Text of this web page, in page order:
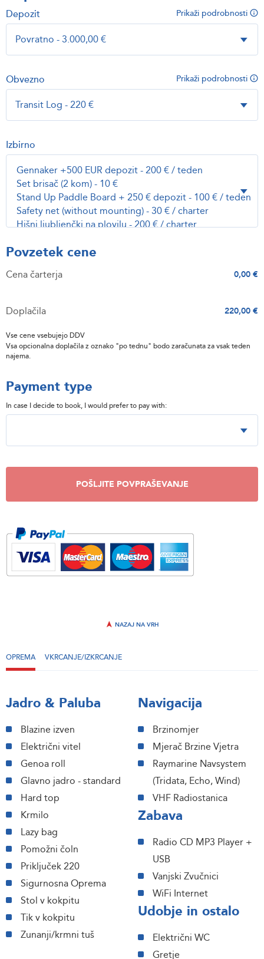
Prikaži podrobnosti
Depozit
Prikaži podrobnosti
Obvezno
Izbirno
Povzetek cene
Cena čarterja 0,00 €
Doplačila 220,00 €
Vse cene vsebujejo DDV
Vsa opcionalna doplačila z oznako "po tednu" bodo zaračunata za vsak teden
najema.
Payment type
In case I decide to book, I would prefer to pay with:
POŠLJITE POVPRAŠEVANJE
NAZAJ NA VRH
OPREMA VKRCANJE/IZKRCANJE
Jadro & Paluba
Blazine izven
Električni vitel
Genoa roll
Glavno jadro - standard
Hard top
Krmilo
Lazy bag
Pomožni čoln
Priključek 220
Sigurnosna Oprema
Stol v kokpitu
Tik v kokpitu
Zunanji/krmni tuš
Navigacija
Brzinomjer
Mjerač Brzine Vjetra
Raymarine Navsystem
(Tridata, Echo, Wind)
VHF Radiostanica
Zabava
Radio CD MP3 Player +
USB
Vanjski Zvučnici
WiFi Internet
Udobje in ostalo
Električni WC
Gretje